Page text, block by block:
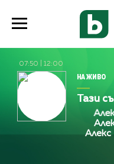
07:50 12:00
НА ЖИВО
Тази
Алекс
Алекс
Алекс